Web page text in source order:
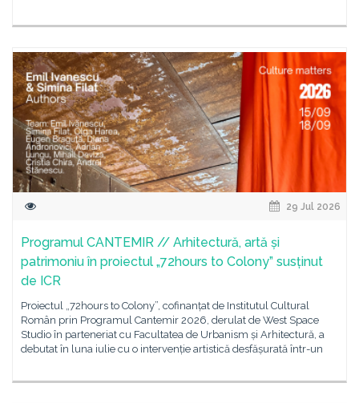
29 Jul 2026
Programul CANTEMIR // Arhitectură, artă și
patrimoniu în proiectul „72hours to Colony” susținut
de ICR
Proiectul „72hours to Colony”, cofinanțat de Institutul Cultural
Român prin Programul Cantemir 2026, derulat de West Space
Studio în parteneriat cu Facultatea de Urbanism și Arhitectură, a
debutat în luna iulie cu o intervenție artistică desfășurată într-un